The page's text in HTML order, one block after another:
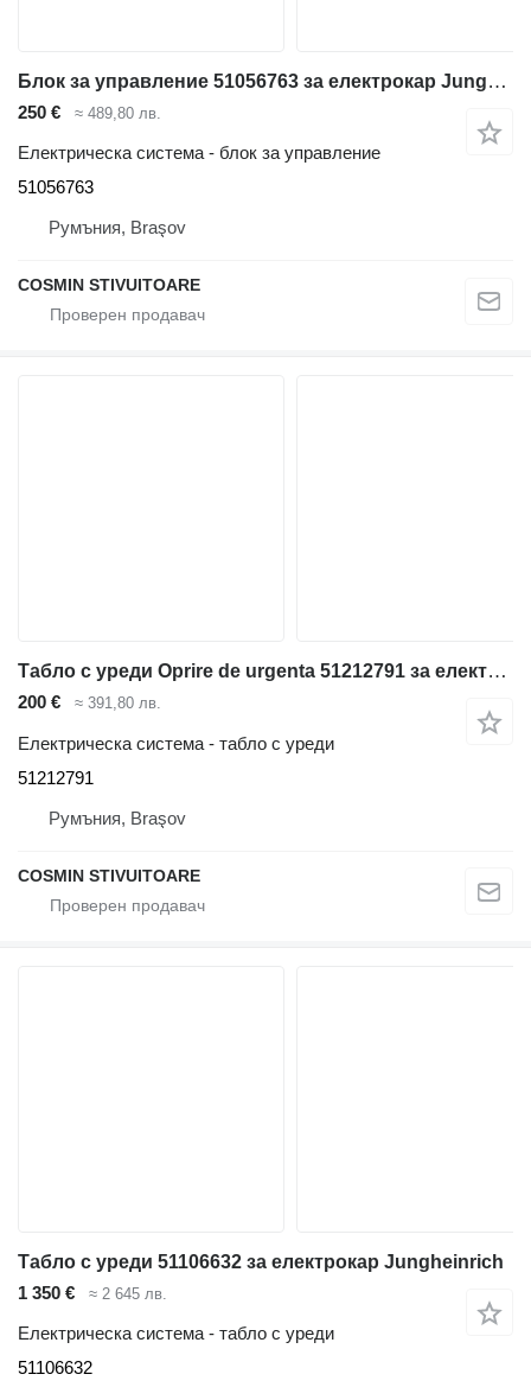
Блок за управление 51056763 за електрокар Jungheinrich
250 € ≈ 489,80 лв.
Електрическа система - блок за управление
51056763
Румъния, Braşov
COSMIN STIVUITOARE
Табло с уреди Oprire de urgenta 51212791 за електрокар Jungheinrich
200 € ≈ 391,80 лв.
Електрическа система - табло с уреди
51212791
Румъния, Braşov
COSMIN STIVUITOARE
Табло с уреди 51106632 за електрокар Jungheinrich
1 350 €
≈ 2 645 лв.
Електрическа система - табло с уреди
51106632